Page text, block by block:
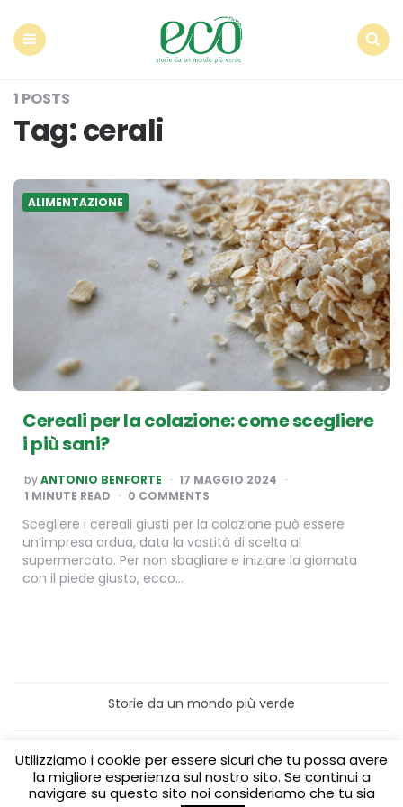
1 POSTS
Tag:cerali
ALIMENTAZIONE
Cereali per la colazione: come scegliere
i più sani?
POSTED
BY
byANTONIO BENFORTE
17 MAGGIO 2024
1 MINUTE READ 0 COMMENTS
Scegliere i cereali giusti per la colazione può essere
un’impresa ardua, data la vastità di scelta al
supermercato. Per non sbagliare e iniziare la giornata
con il piede giusto, ecco…
Storie da un mondo più verde
Home
Turismo sostenibile
Laboratori/Visite per le scuole
Green content per aziende Media Partner
Utilizziamo i cookie per essere sicuri che tu possa avere
la migliore esperienza sul nostro sito. Se continui a
navigare su questo sito noi consideriamo che tu sia